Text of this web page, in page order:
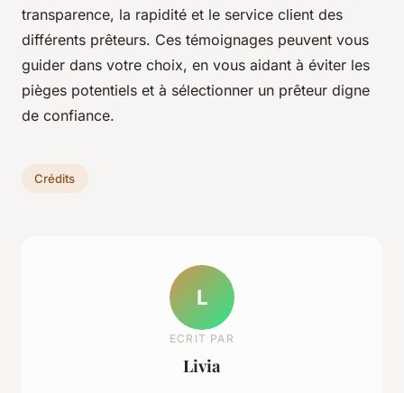
transparence, la rapidité et le service client des
différents prêteurs. Ces témoignages peuvent vous
guider dans votre choix, en vous aidant à éviter les
pièges potentiels et à sélectionner un prêteur digne
de confiance.
Crédits
L
ECRIT PAR
Livia